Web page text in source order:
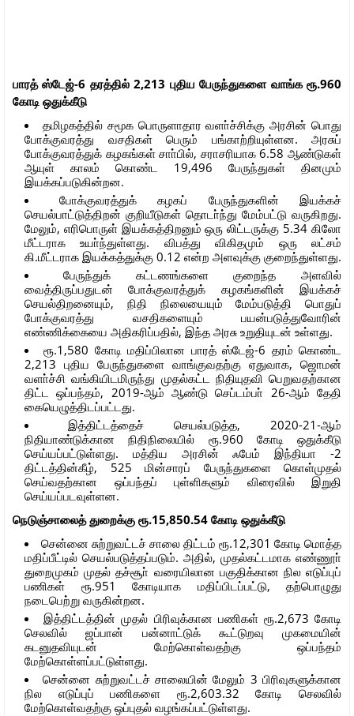
பாரத் ஸ்டேஜ்-6 தரத்தில் 2,213 புதிய பேருந்துகளை வாங்க ரூ.960
கோடி ஒதுக்கீடு
தமிழகத்தில் சமூக பொருளாதார வளா்ச்சிக்கு அரசின் பொது
போக்குவரத்து வசதிகள் பெரும் பங்காற்றியுள்ளன. அரசுப்
போக்குவரத்துக் கழகங்கள் சாா்பில், சராசரியாக 6.58 ஆண்டுகள்
ஆயுள் காலம் கொண்ட 19,496 பேருந்துகள் தினமும்
இயக்கப்படுகின்றன.
போக்குவரத்துக் கழகப் பேருந்துகளின் இயக்கச்
செயல்பாட்டுத்திறன் குறியீடுகள் தொடா்ந்து மேம்பட்டு வருகிறது.
மேலும், எரிபொருள் இயக்கத்திறனும் ஒரு லிட்டருக்கு 5.34 கிலோ
மீட்டராக உயா்ந்துள்ளது. விபத்து விகிதமும் ஒரு லட்சம்
கி.மீட்டராக இயக்கத்துக்கு 0.12 என்ற அளவுக்கு குறைந்துள்ளது.
பேருந்துக் கட்டணங்களை குறைந்த அளவில்
வைத்திருப்பதுடன் போக்குவரத்துக் கழகங்களின் இயக்கச்
செயல்திறனையும், நிதி நிலையையும் மேம்படுத்தி பொதுப்
போக்குவரத்து வசதிகளையும் பயன்படுத்துவோரின்
எண்ணிக்கையை அதிகரிப்பதில், இந்த அரசு உறுதியுடன் உள்ளது.
ரூ.1,580 கோடி மதிப்பிலான பாரத் ஸ்டேஜ்-6 தரம் கொண்ட
2,213 புதிய பேருந்துகளை வாங்குவதற்கு ஏதுவாக, ஜொமன்
வளா்ச்சி வங்கியிடமிருந்து முதல்கட்ட நிதியுதவி பெறுவதற்கான
திட்ட ஒப்பந்தம், 2019-ஆம் ஆண்டு செப்டம்பா் 26-ஆம் தேதி
கையெழுத்திடப்பட்டது.
இத்திட்டத்தைச் செயல்படுத்த, 2020-21-ஆம்
நிதியாண்டுக்கான நிதிநிலையில் ரூ.960 கோடி ஒதுக்கீடு
செய்யப்பட்டுள்ளது. மத்திய அரசின் ஃபேம் இந்தியா -2
திட்டத்தின்கீழ், 525 மின்சாரப் பேருந்துகளை கொள்முதல்
செய்வதற்கான ஒப்பந்தப் புள்ளிகளும் விரைவில் இறுதி
செய்யப்படவுள்ளன.
நெடுஞ்சாலைத் துறைக்கு ரூ.15,850.54 கோடி ஒதுக்கீடு
சென்னை சுற்றுவட்டச் சாலை திட்டம் ரூ.12,301 கோடி மொத்த
மதிப்பீட்டில் செயல்படுத்தப்படும். அதில், முதல்கட்டமாக எண்ணூா்
துறைமுகம் முதல் தச்சூா் வரையிலான பகுதிக்கான நில எடுப்புப்
பணிகள் ரூ.951 கோடியாக மதிப்பிடப்பட்டு, தற்பொழுது
நடைபெற்று வருகின்றன.
இத்திட்டத்தின் முதல் பிரிவுக்கான பணிகள் ரூ.2,673 கோடி
செலவில் ஜப்பான் பன்னாட்டுக் கூட்டுறவு முகமையின்
கடனுதவியுடன் மேற்கொள்வதற்கு ஒப்பந்தம்
மேற்கொள்ளப்பட்டுள்ளது.
சென்னை சுற்றுவட்டச் சாலையின் மேலும் 3 பிரிவுகளுக்கான
நில எடுப்புப் பணிகளை ரூ.2,603.32 கோடி செலவில்
மேற்கொள்வதற்கு ஒப்புதல் வழங்கப்பட்டுள்ளது.